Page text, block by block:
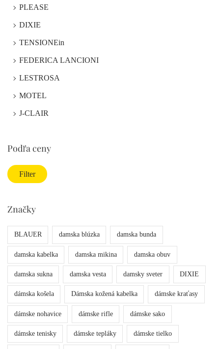
PLEASE
DIXIE
TENSIONEin
FEDERICA LANCIONI
LESTROSA
MOTEL
J-CLAIR
Podľa ceny
Filter
Značky
BLAUER damska blúzka damska bunda
damska kabelka damska mikina damska obuv
damska sukna damska vesta damsky sveter DIXIE
dámska košela Dámska kožená kabelka dámske kraťasy
dámske nohavice dámske rifle dámske sako
dámske tenisky dámske tepláky dámske tielko